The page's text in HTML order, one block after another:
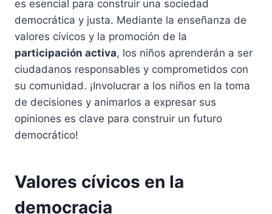
es esencial para construir una sociedad
democrática y justa. Mediante la enseñanza de
valores cívicos y la promoción de la
participación activa, los niños aprenderán a ser
ciudadanos responsables y comprometidos con
su comunidad. ¡Involucrar a los niños en la toma
de decisiones y animarlos a expresar sus
opiniones es clave para construir un futuro
democrático!
Valores cívicos en la
democracia